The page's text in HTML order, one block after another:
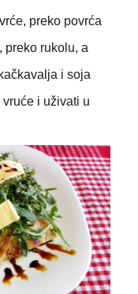
preko povrća
preko rukolu, a
i soja
i uživati u